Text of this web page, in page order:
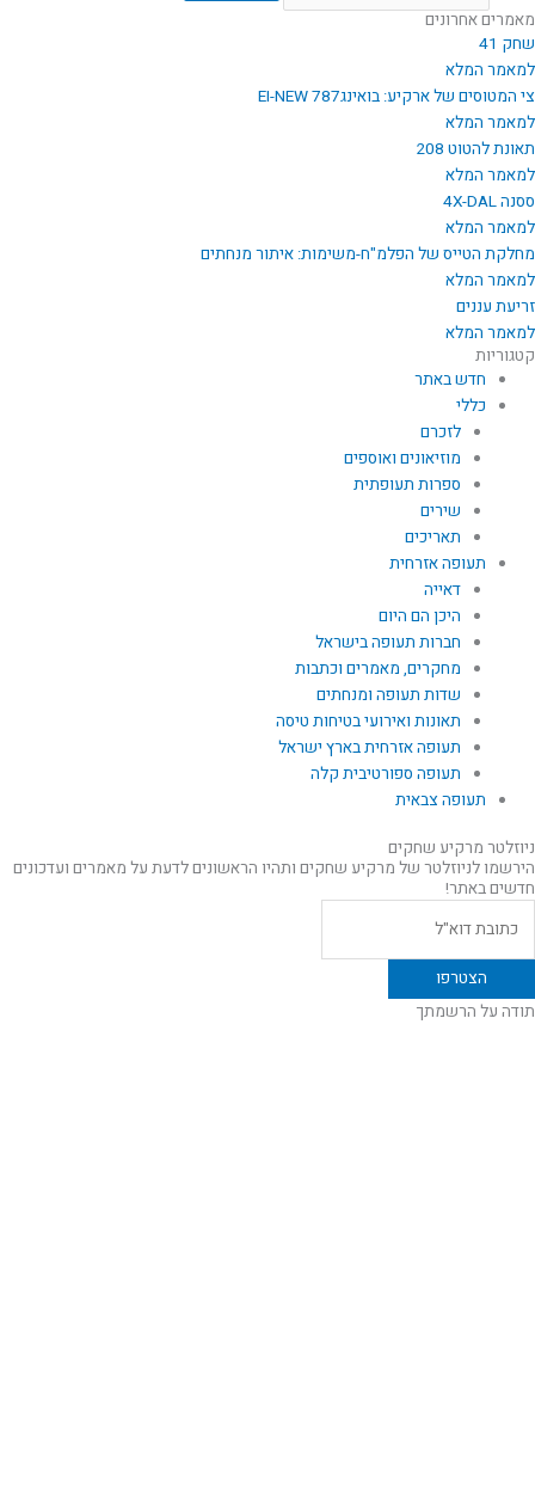
מאמרים אחרונים
שחק 41
למאמר המלא
צי המטוסים של ארקיע: בואינג787 EI-NEW
למאמר המלא
תאונת להטוט 208
למאמר המלא
ססנה 4X-DAL
למאמר המלא
מחלקת הטייס של הפלמ"ח-משימות: איתור מנחתים
למאמר המלא
זריעת עננים
למאמר המלא
קטגוריות
חדש באתר
כללי
לזכרם
מוזיאונים ואוספים
ספרות תעופתית
שירים
תאריכים
תעופה אזרחית
דאייה
היכן הם היום
חברות תעופה בישראל
מחקרים, מאמרים וכתבות
שדות תעופה ומנחתים
תאונות ואירועי בטיחות טיסה
תעופה אזרחית בארץ ישראל
תעופה ספורטיבית קלה
תעופה צבאית
ניוזלטר מרקיע שחקים
הירשמו לניוזלטר של מרקיע שחקים ותהיו הראשונים לדעת על מאמרים ועדכונים
חדשים באתר!
תודה על הרשמתך